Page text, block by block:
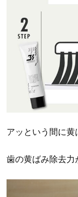
アッという間に黄
歯の黄ばみ除去力